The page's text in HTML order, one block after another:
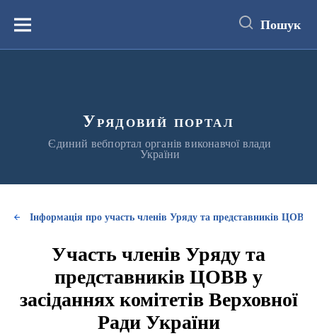
вмістуМеню Пошук
Урядовий портал
Єдиний вебпортал органів виконавчої влади
України
Інформація про участь членів Уряду та представників ЦОВВ
Участь членів Уряду та
представників ЦОВВ у
засіданнях комітетів Верховної
Ради України